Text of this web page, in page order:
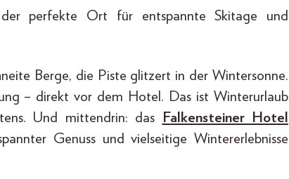
perfekte Ort für entspannte Skitage und
Berge, die Piste glitzert in der Wintersonne.
– direkt vor dem Hotel. Das ist Winterurlaub
Und mittendrin: das
Falkensteiner Hotel
Genuss und vielseitige Wintererlebnisse